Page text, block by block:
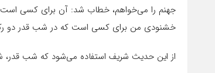
جهنم را می‌خواهم، خطاب شد: آن برای کسی است
خشنودی من برای کسی است که در شب قدر دو
از این حدیث شریف استفاده می‌شود که شب قدر،